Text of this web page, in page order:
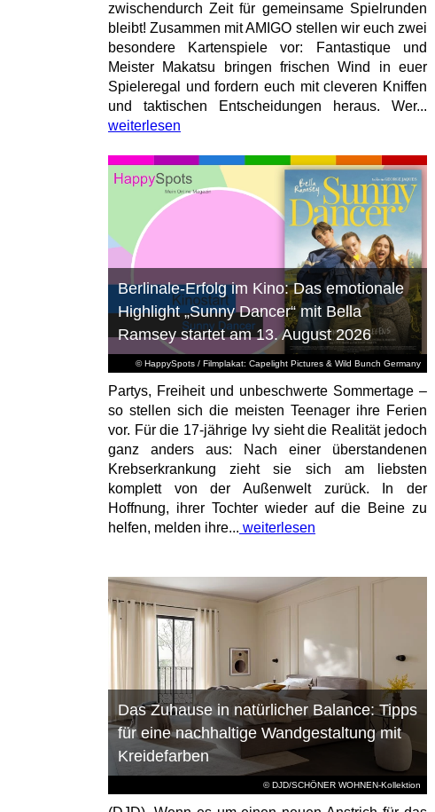
zwischendurch Zeit für gemeinsame Spielrunden
bleibt! Zusammen mit AMIGO stellen wir euch zwei
besondere Kartenspiele vor: Fantastique und
Meister Makatsu bringen frischen Wind in euer
Spieleregal und fordern euch mit cleveren Kniffen
und taktischen Entscheidungen heraus. Wer...
weiterlesen
© HappySpots / Filmplakat: Capelight Pictures & Wild Bunch Germany
Berlinale-Erfolg im Kino: Das emotionale
Highlight „Sunny Dancer“ mit Bella
Ramsey startet am 13. August 2026
Partys, Freiheit und unbeschwerte Sommertage –
so stellen sich die meisten Teenager ihre Ferien
vor. Für die 17-jährige Ivy sieht die Realität jedoch
ganz anders aus: Nach einer überstandenen
Krebserkrankung zieht sie sich am liebsten
komplett von der Außenwelt zurück. In der
Hoffnung, ihrer Tochter wieder auf die Beine zu
helfen, melden ihre... weiterlesen
© DJD/SCHÖNER WOHNEN-Kollektion
Das Zuhause in natürlicher Balance: Tipps
für eine nachhaltige Wandgestaltung mit
Kreidefarben